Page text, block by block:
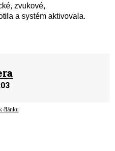
zvukové,
a systém aktivovala.
článku